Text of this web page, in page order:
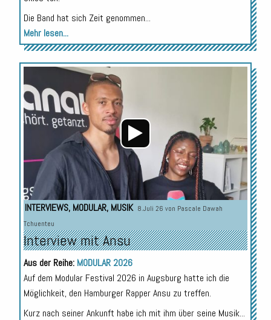
Die Band hat sich Zeit genommen...
Mehr lesen...
Audio-
Player
INTERVIEWS, MODULAR, MUSIK 8.Juli 26 von Pascale Dawah
Tchuenteu
Interview mit Ansu
Aus der Reihe: MODULAR 2026
Auf dem Modular Festival 2026 in Augsburg hatte ich die
Möglichkeit, den Hamburger Rapper Ansu zu treffen.
Kurz nach seiner Ankunft habe ich mit ihm über seine Musik...